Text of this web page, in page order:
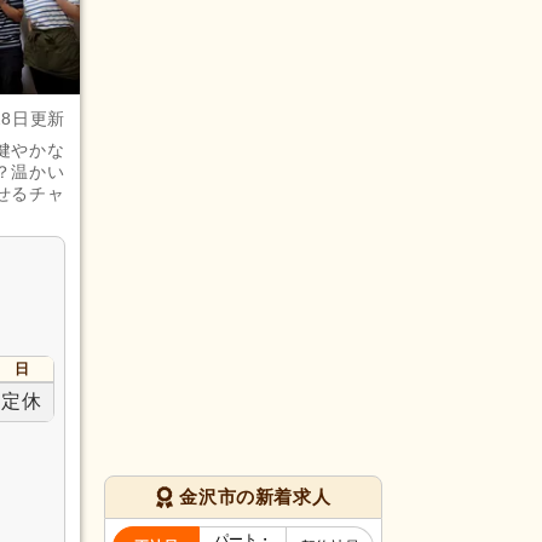
日更新
やかな
温かい
るチャ
日
定休
金沢市の新着求人